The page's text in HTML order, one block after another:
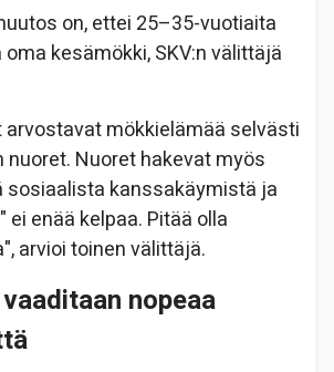
on, ettei 25–35-vuotiaita
kesämökki, SKV:n välittäjä
mökkielämää selvästi
nuoret. Nuoret hakevat myös
sosiaalista kanssakäymistä ja
ei enää kelpaa. Pitää olla
arvioi toinen välittäjä.
nopeaa